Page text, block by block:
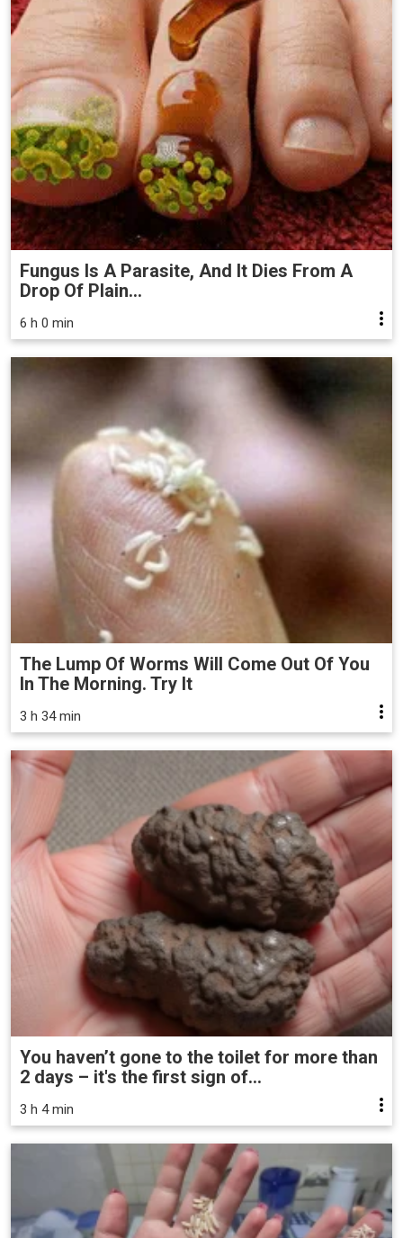
Fungus Is A Parasite, And It Dies From A
Drop Of Plain...
6 h 0 min
The Lump Of Worms Will Come Out Of You
In The Morning. Try It
3 h 34 min
You haven’t gone to the toilet for more than
2 days – it's the first sign of...
3 h 4 min